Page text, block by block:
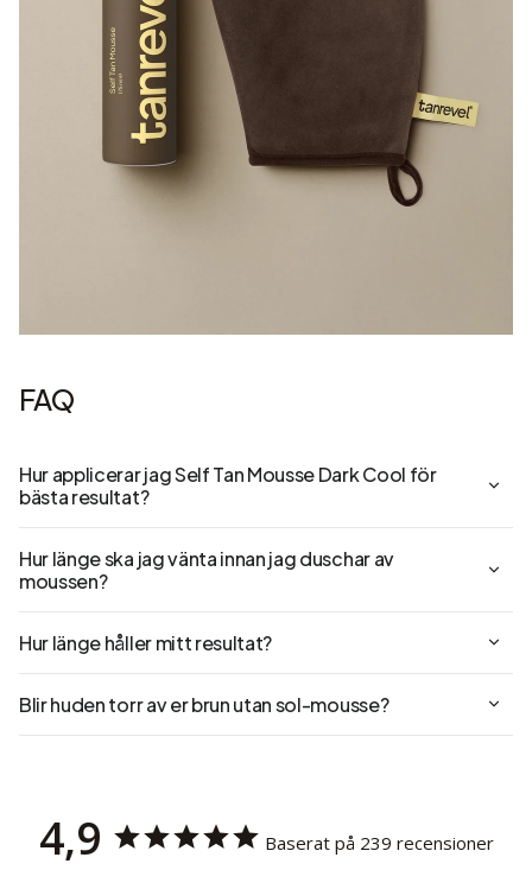
FAQ
Hur applicerar jag Self Tan Mousse Dark Cool för
bästa resultat?
Hur länge ska jag vänta innan jag duschar av
moussen?
Hur länge håller mitt resultat?
Blir huden torr av er brun utan sol-mousse?
4,9 Baserat på 239 recensioner